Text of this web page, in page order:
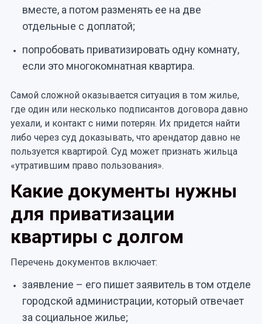
вместе, а потом разменять ее на две
отдельные с доплатой;
попробовать приватизировать одну комнату,
если это многокомнатная квартира.
Самой сложной оказывается ситуация в том жилье,
где один или несколько подписантов договора давно
уехали, и контакт с ними потерян. Их придется найти
либо через суд доказывать, что арендатор давно не
пользуется квартирой. Суд может признать жильца
«утратившим право пользования».
Какие документы нужны
для приватизации
квартиры с долгом
Перечень документов включает:
заявление – его пишет заявитель в том отделе
городской администрации, который отвечает
за социальное жилье;